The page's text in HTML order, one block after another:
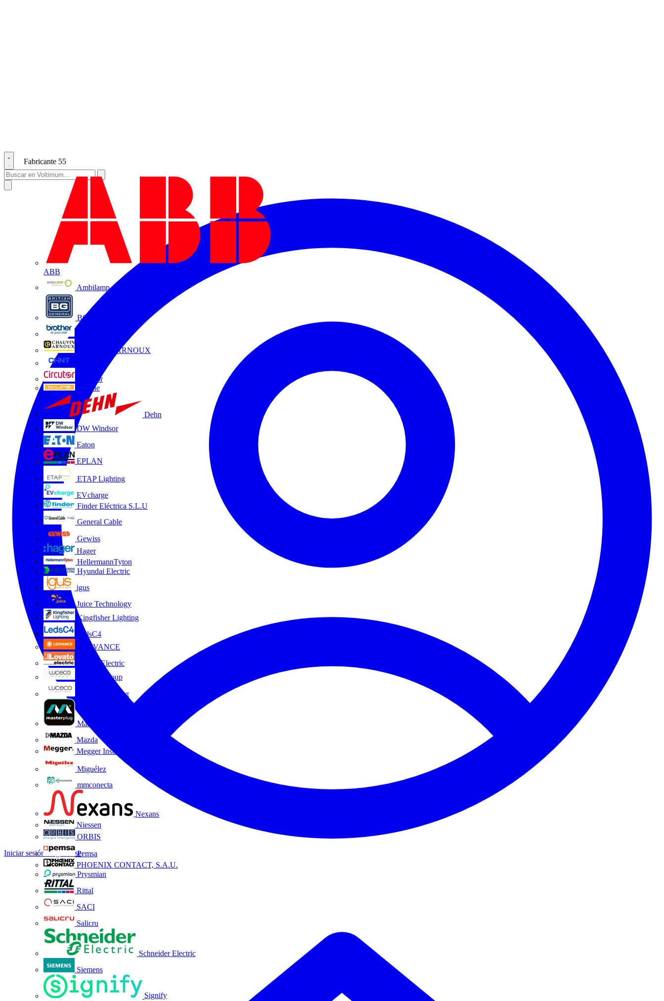
Fabricante 55
ABB
Ambilamp
BG Electrical
CHAUVIN ARNOUX
Circutor
D-Line
Dehn
DW Windsor
Eaton
EPLAN
ETAP Lighting
EVcharge
Finder Eléctrica S.L.U
General Cable
Gewiss
Hager
HellermannTyton
Hyundai Electric
igus
Juice Technology
Kingfisher Lighting
LedsC4
LEDVANCE
Lovato Electric
Luceco Group
Luceco Lighting
Masterplug
Mazda
Megger Instruments S.L.
Miguélez
mmconecta
Nexans
Niessen
ORBIS
Pemsa
PHOENIX CONTACT, S.A.U.
Prysmian
Rittal
SACI
Salicru
Schneider Electric
Siemens
Signify
Iniciar sesiónRegistrarse